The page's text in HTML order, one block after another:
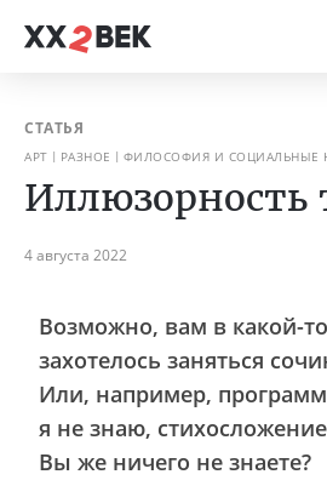
СТАТЬЯ
АРТ РАЗНОЕ ФИЛОСОФИЯ И СОЦИАЛЬНЫЕ
Иллюзорность
4 августа 2022
Возможно, вам в какой-
захотелось заняться
Или, например,
я не знаю,
Вы же ничего не знаете?